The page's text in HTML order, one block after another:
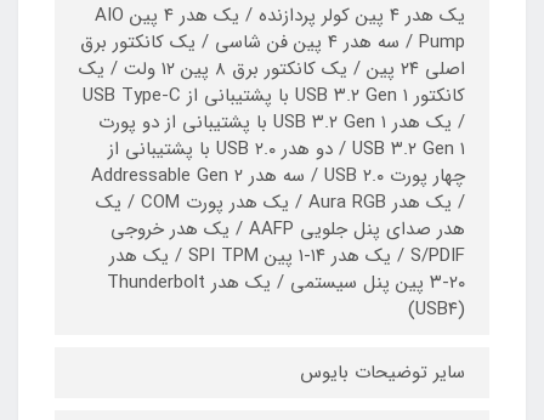
یک هدر ۴ پین کولر پردازنده / یک هدر ۴ پین AIO
Pump / سه هدر ۴ پین فن شاسی / یک کانکتور برق
اصلی ۲۴ پین / یک کانکتور برق ۸ پین ۱۲ ولت / یک
کانکتور USB ۳.۲ Gen ۱ با پشتیبانی از USB Type-C
/ یک هدر USB ۳.۲ Gen ۱ با پشتیبانی از دو پورت
USB ۳.۲ Gen ۱ / دو هدر USB ۲.۰ با پشتیبانی از
چهار پورت USB ۲.۰ / سه هدر Addressable Gen ۲
/ یک هدر Aura RGB / یک هدر پورت COM / یک
هدر صدای پنل جلویی AAFP / یک هدر خروجی
S/PDIF / یک هدر ۱۴-۱ پین SPI TPM / یک هدر
۲۰-۳ پین پنل سیستمی / یک هدر Thunderbolt
(USB۴)
سایر توضیحات بایوس